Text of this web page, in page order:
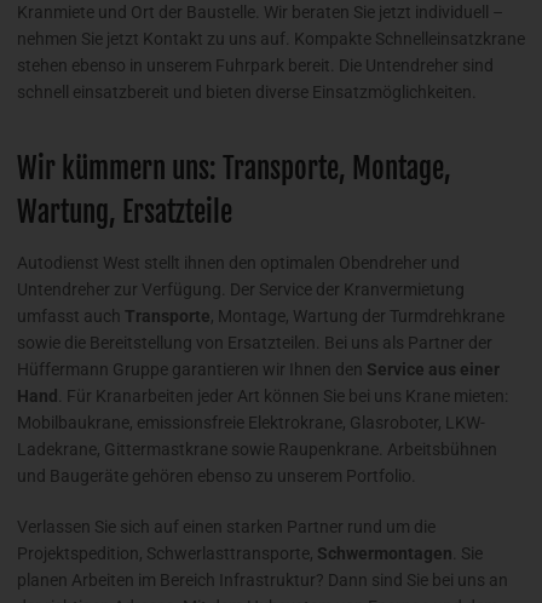
Kranmiete und Ort der Baustelle. Wir beraten Sie jetzt individuell –
nehmen Sie jetzt Kontakt zu uns auf. Kompakte Schnelleinsatzkrane
stehen ebenso in unserem Fuhrpark bereit. Die Untendreher sind
schnell einsatzbereit und bieten diverse Einsatzmöglichkeiten.
Wir kümmern uns: Transporte, Montage,
Wartung, Ersatzteile
Autodienst West stellt ihnen den optimalen Obendreher und
Untendreher zur Verfügung. Der Service der Kranvermietung
umfasst auch Transporte, Montage, Wartung der Turmdrehkrane
sowie die Bereitstellung von Ersatzteilen. Bei uns als Partner der
Hüffermann Gruppe garantieren wir Ihnen den Service aus einer
Hand
. Für Kranarbeiten jeder Art können Sie bei uns Krane mieten:
Mobilbaukrane, emissionsfreie Elektrokrane, Glasroboter, LKW-
Ladekrane, Gittermastkrane sowie Raupenkrane. Arbeitsbühnen
und Baugeräte gehören ebenso zu unserem Portfolio.
Verlassen Sie sich auf einen starken Partner rund um die
Projektspedition, Schwerlasttransporte, Schwermontagen . Sie
planen Arbeiten im Bereich Infrastruktur? Dann sind Sie bei uns an